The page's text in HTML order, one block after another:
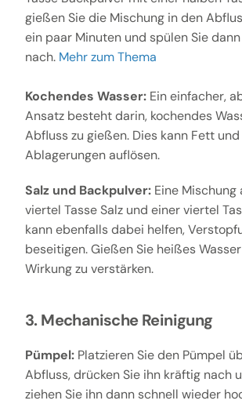
gießen Sie die Mischung in den
ein paar Minuten und spülen Sie
nach. Mehr zum Thema
Kochendes Wasser:Ein einfacher,
Ansatz besteht darin, kochendes
Abfluss zu gießen. Dies kann Fett
Ablagerungen auflösen.
Salz und Backpulver:Eine Mischung
viertel Tasse Salz und einer viertel
kann ebenfalls dabei helfen,
beseitigen. Gießen Sie heißes
Wirkung zu verstärken.
3. Mechanische Reinigung
Pümpel:Platzieren Sie den Pümpel
Abfluss, drücken Sie ihn kräftig nach
ziehen Sie ihn dann schnell wieder